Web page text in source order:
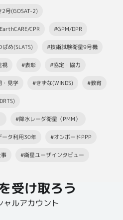
号(GOSAT-2)
CPR #GPM/DPR
ばめ(SLATS) #技術試験衛星9号機
視 #表彰 #協定・協力
・見学 #きずな(WINDS) #教育
#降水レーダ衛星（PMM）
ータ利用30年 #オンボードPPP
#衛星ユーザインタビュー
受け取ろう
ャルアカウント